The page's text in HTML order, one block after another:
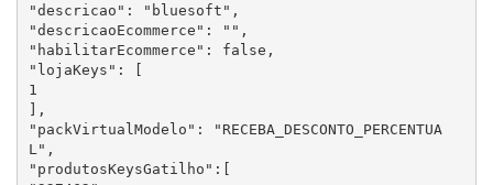
"descricao": "bluesoft",
"descricaoEcommerce": "",
"habilitarEcommerce": false,
"lojaKeys": [
1
],
"packVirtualModelo": "RECEBA_DESCONTO_PERCENTUA
L",
"produtosKeysGatilho":[